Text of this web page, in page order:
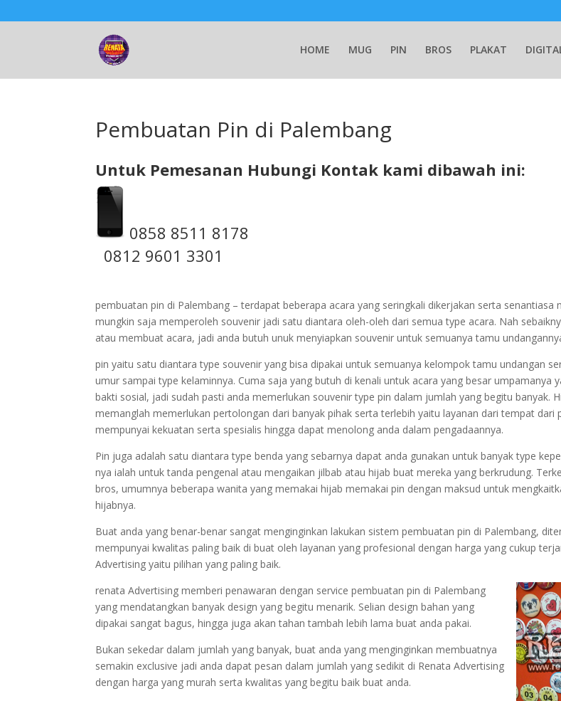
HOME MUG PIN BROS PLAKAT
Pembuatan Pin di Palembang
Untuk Pemesanan Hubungi Kontak kami dibawah ini:
0858 8511 8178
0812 9601 3301
pembuatan pin di Palembang – terdapat beberapa acara yang seringkali dikerjakan serta senantiasa
mungkin saja memperoleh souvenir jadi satu diantara oleh-oleh dari semua type acara. Nah
atau membuat acara, jadi anda butuh unuk menyiapkan souvenir untuk semuanya tamu
pin yaitu satu diantara type souvenir yang bisa dipakai untuk semuanya kelompok tamu undangan
umur sampai type kelaminnya. Cuma saja yang butuh di kenali untuk acara yang besar umpamanya
bakti sosial, jadi sudah pasti anda memerlukan souvenir type pin dalam jumlah yang begitu banyak.
memanglah memerlukan pertolongan dari banyak pihak serta terlebih yaitu layanan dari tempat dari
mempunyai kekuatan serta spesialis hingga dapat menolong anda dalam pengadaannya.
Pin juga adalah satu diantara type benda yang sebarnya dapat anda gunakan untuk banyak type
nya ialah untuk tanda pengenal atau mengaikan jilbab atau hijab buat mereka yang berkrudung.
bros, umumnya beberapa wanita yang memakai hijab memakai pin dengan maksud untuk
hijabnya.
Buat anda yang benar-benar sangat menginginkan lakukan sistem pembuatan pin di Palembang,
mempunyai kwalitas paling baik di buat oleh layanan yang profesional dengan harga yang cukup
Advertising yaitu pilihan yang paling baik.
renata Advertising memberi penawaran dengan service pembuatan pin di Palembang
yang mendatangkan banyak design yang begitu menarik. Selian design bahan yang
dipakai sangat bagus, hingga juga akan tahan tambah lebih lama buat anda pakai.
Bukan sekedar dalam jumlah yang banyak, buat anda yang menginginkan membuatnya
semakin exclusive jadi anda dapat pesan dalam jumlah yang sedikit di Renata Advertising
dengan harga yang murah serta kwalitas yang begitu baik buat anda.